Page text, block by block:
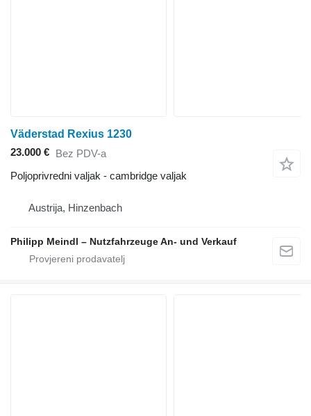
Väderstad Rexius 1230
23.000 € Bez PDV-a
Poljoprivredni valjak - cambridge valjak
Austrija, Hinzenbach
Philipp Meindl – Nutzfahrzeuge An- und Verkauf